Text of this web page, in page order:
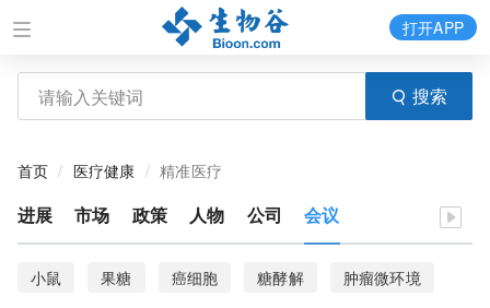
搜索
打开APP
首页 医疗健康 精准医疗
进展 市场 政策 人物 公司 会议
小鼠 果糖 癌细胞 糖酵解
肿瘤微环境